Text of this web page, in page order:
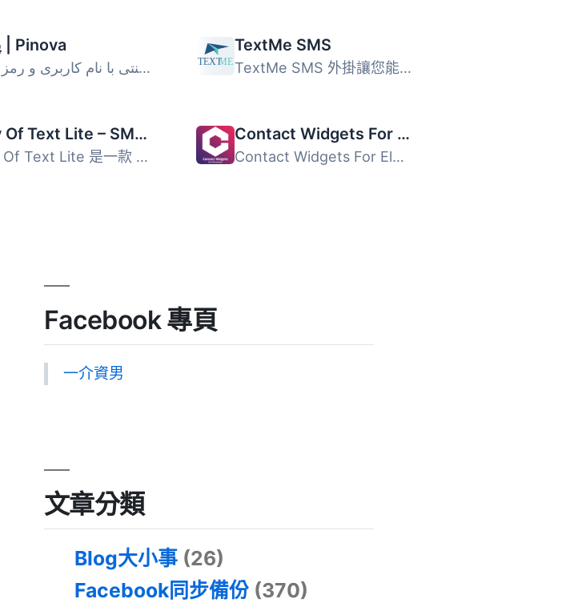
پینوا | Pinova
پینوا جایگزینی مدرن برای ورود سنتی با نام کاربری و رمز عب...
TextMe SMS
TextMe SMS 外掛讓您能夠透過 TextMe SMS 閘道服務，從您的 W...
Joy Of Text Lite – SMS messaging for WordPress.
Joy Of Text Lite 是一款 WordPress 簡訊通訊外掛，可透過 Tw...
Contact Widgets For Elementor all the contact links you need in one place
Contact Widgets For Elementor 是一款 WordPress 外掛，可以...
Facebook 專頁
一介資男
文章分類
Blog大小事 (26)
Facebook同步備份 (370)